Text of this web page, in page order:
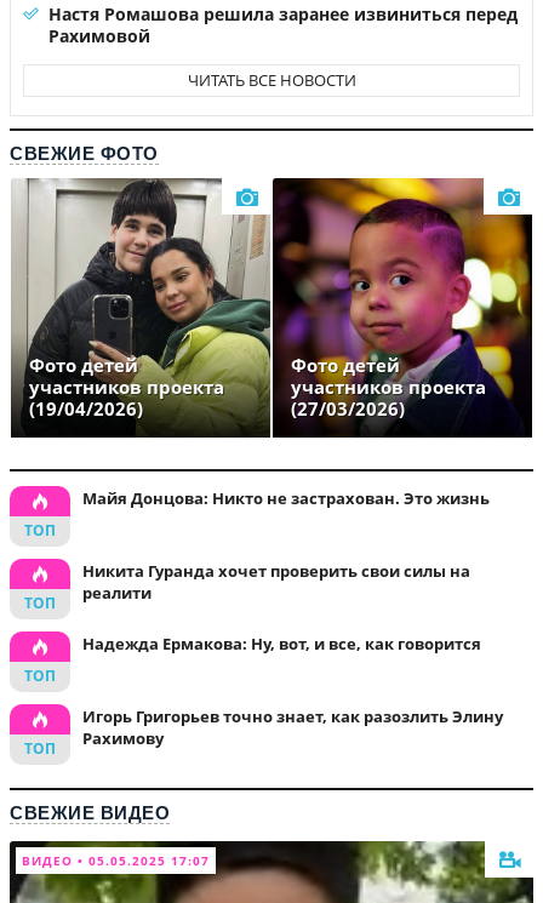
Настя Ромашова решила заранее извиниться перед
Рахимовой
ЧИТАТЬ ВСЕ НОВОСТИ
СВЕЖИЕ ФОТО
Фото детей
участников проекта
(19/04/2026)
Фото детей
участников проекта
(27/03/2026)
Майя Донцова: Никто не застрахован. Это жизнь
Никита Гуранда хочет проверить свои силы на
реалити
Надежда Ермакова: Ну, вот, и все, как говорится
Игорь Григорьев точно знает, как разозлить Элину
Рахимову
СВЕЖИЕ ВИДЕО
ВИДЕО • 05.05.2025 17:07